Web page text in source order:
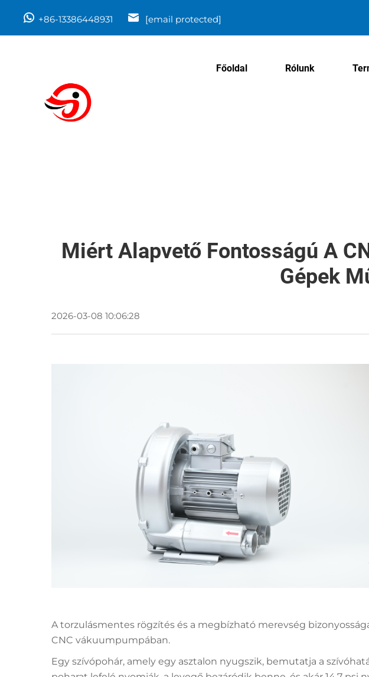
+86-13386448931 [email protected]
Főoldal Rólunk
Miért Alapvető Fontosságú A
Gépek
2026-03-08 10:06:28
A torzulásmentes rögzítés és a megbízható merevség
CNC vákuumpumpában.
Egy szívópohár, amely egy asztalon nyugszik, bemutatja a